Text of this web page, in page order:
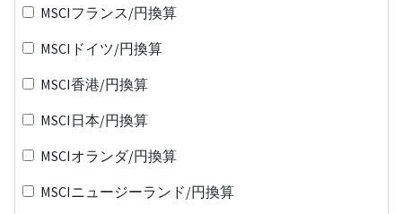
MSCIフランス/円換算
MSCIドイツ/円換算
MSCI香港/円換算
MSCI日本/円換算
MSCIオランダ/円換算
MSCIニュージーランド/円換算